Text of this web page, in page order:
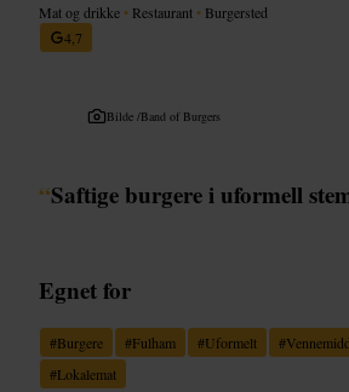
Mat og drikke • Restaurant • Burgersted
4,7
Bilde /Band of Burgers
“Saftige burgere i uformell
Egnet for
#Burgere #Fulham #Uformelt #
#Lokalemat